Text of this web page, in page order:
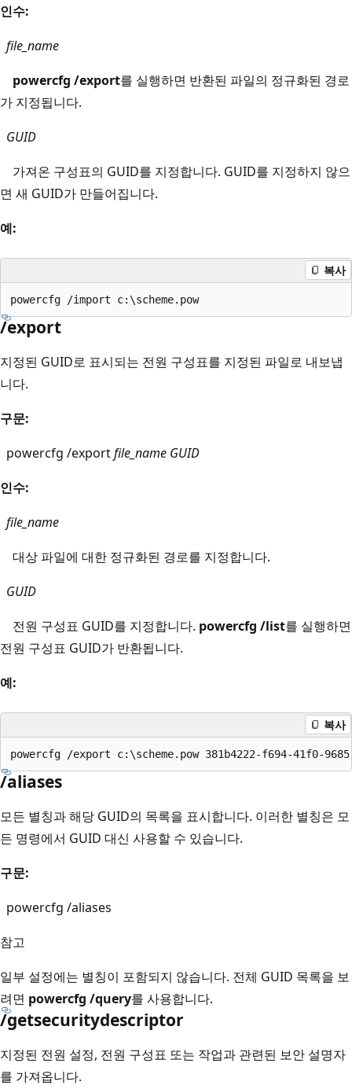
인수:
file_name
powercfg /export를 실행하면 반환된 파일의 정규화된 경로
가 지정됩니다.
GUID
가져온 구성표의 GUID를 지정합니다. GUID를 지정하지 않으
면 새 GUID가 만들어집니다.
예:
복사
/export
지정된 GUID로 표시되는 전원 구성표를 지정된 파일로 내보냅
니다.
구문:
powercfg /exportfile_name GUID
인수:
file_name
대상 파일에 대한 정규화된 경로를 지정합니다.
GUID
전원 구성표 GUID를 지정합니다. powercfg /list를 실행하면
전원 구성표 GUID가 반환됩니다.
예:
복사
/aliases
모든 별칭과 해당 GUID의 목록을 표시합니다. 이러한 별칭은 모
든 명령에서 GUID 대신 사용할 수 있습니다.
구문:
powercfg /aliases
참고
일부 설정에는 별칭이 포함되지 않습니다. 전체 GUID 목록을 보
려면 powercfg /query를 사용합니다.
/getsecuritydescriptor
지정된 전원 설정, 전원 구성표 또는 작업과 관련된 보안 설명자
를 가져옵니다.